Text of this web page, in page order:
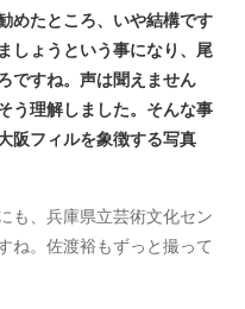
めたところ、いや結構です
しょうという事になり、尾
ですね。声は聞えません
う理解しました。そんな事
阪フィルを象徴する写真
、兵庫県立芸術文化セン
ね。佐渡裕もずっと撮って